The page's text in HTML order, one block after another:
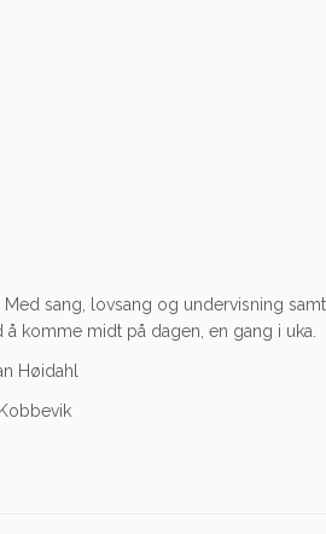
Med sang, lovsang og undervisning
komme midt på dagen, en gang i uka.
Høidahl